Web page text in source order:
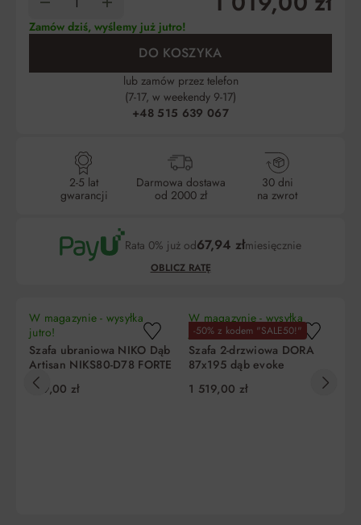
Zamów dziś, wyślemy już jutro!
DO KOSZYKA
lub zamów przez telefon
(7-17, w weekendy 9-17)
+48 515 639 067
2-5 lat
gwarancji
Darmowa dostawa
od 2000 zł
30 dni
na zwrot
Rata 0% już od67,94 złmiesięcznie
OBLICZ RATĘ
Liczba
rat
RRSO Do zapłaty
W magazynie - wysyłka
jutro!
Szafa ubraniowa NIKO Dąb
Artisan NIKS80-D78 FORTE
559,00 zł
-50% z kodem "SALE50!"
W magazynie - wysyłka
jutro!
Szafa 2-drzwiowa DORA
87x195 dąb evoke
1 519,00 zł